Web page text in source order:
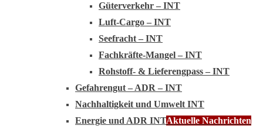
Güterverkehr – INT
Luft-Cargo – INT
Seefracht – INT
Fachkräfte-Mangel – INT
Rohstoff- & Lieferengpass – INT
Gefahrengut – ADR – INT
Nachhaltigkeit und Umwelt INT
Energie und ADR INTAktuelle Nachrichten